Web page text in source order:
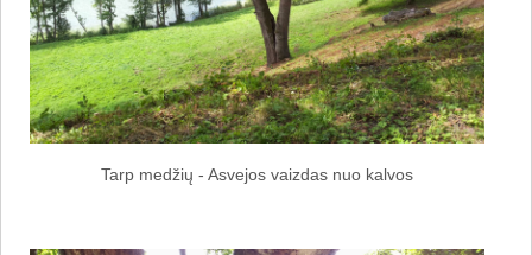
Tarp medžių - Asvejos vaizdas nuo kalvos